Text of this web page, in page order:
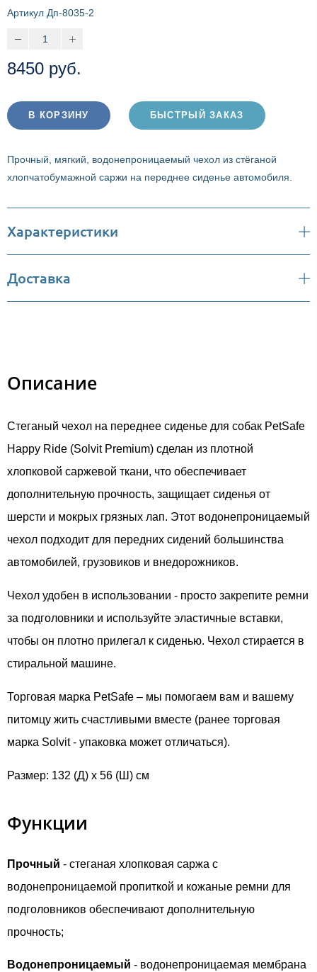
Артикул Дп-8035-2
8450 руб.
В КОРЗИНУ БЫСТРЫЙ ЗАКАЗ
Прочный, мягкий, водонепроницаемый чехол из стёганой
хлопчатобумажной саржи на переднее сиденье автомобиля.
Характеристики
Доставка
Описание
Стеганый чехол на переднее сиденье для собак PetSafe
Happy Ride (Solvit Premium) сделан из плотной
хлопковой саржевой ткани, что обеспечивает
дополнительную прочность, защищает сиденья от
шерсти и мокрых грязных лап. Этот водонепроницаемый
чехол подходит для передних сидений большинства
автомобилей, грузовиков и внедорожников.
Чехол удобен в использовании - просто закрепите ремни
за подголовники и используйте эластичные вставки,
чтобы он плотно прилегал к сиденью. Чехол стирается в
стиральной машине.
Торговая марка PetSafe – мы помогаем вам и вашему
питомцу жить счастливыми вместе (ранее торговая
марка Solvit - упаковка может отличаться).
Размер: 132 (Д) x 56 (Ш) см
Функции
Прочный - стеганая хлопковая саржа с
водонепроницаемой пропиткой и кожаные ремни для
подголовников обеспечивают дополнительную
прочность;
Водонепроницаемый - водонепроницаемая мембрана